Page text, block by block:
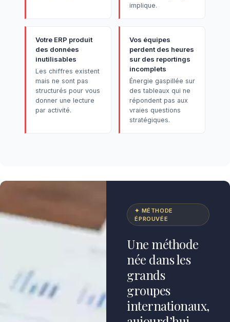
implique.
Votre ERP produit
des données
inutilisables
Les chiffres existent
mais ne sont pas
structurés pour vous
donner une lecture
par activité.
Vos équipes
perdent des heures
sur des reportings
incomplets
Énergie gaspillée sur
des tableaux qui ne
répondent pas aux
vraies questions
stratégiques.
✦ MÉTHODE
ÉPROUVÉE
Une méthode
née dans les
grands
groupes
internationaux,